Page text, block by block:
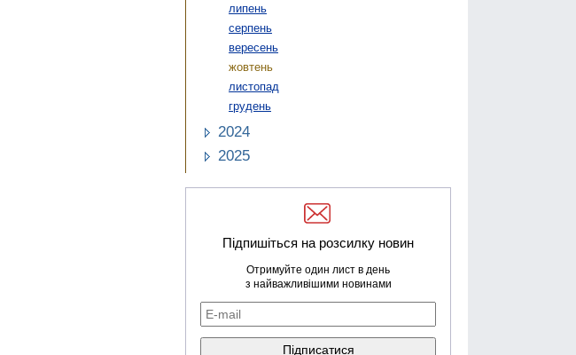
липень
серпень
вересень
жовтень
листопад
грудень
2024
2025
Підпишіться на розсилку новин
Отримуйте один лист в день
з найважливішими новинами